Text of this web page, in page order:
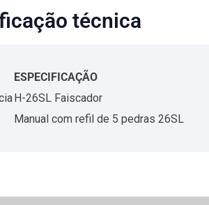
técnica
ESPECIFICAÇÃO
H-26SL Faiscador
Manual com refil de 5 pedras 26SL